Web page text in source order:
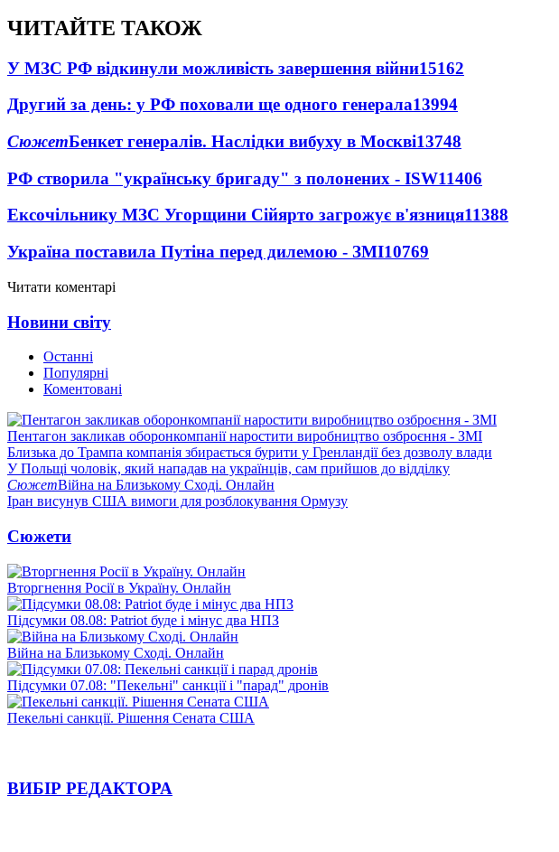
ЧИТАЙТЕ ТАКОЖ
У МЗС РФ відкинули можливість завершення війни15162
Другий за день: у РФ поховали ще одного генерала13994
СюжетБенкет генералів. Наслідки вибуху в Москві13748
РФ створила "українську бригаду" з полонених - ISW11406
Ексочільнику МЗС Угорщини Сійярто загрожує в'язниця11388
Україна поставила Путіна перед дилемою - ЗМІ10769
Читати коментарі
Новини світу
Останні
Популярні
Коментовані
Пентагон закликав оборонкомпанії наростити виробництво озброєння - ЗМІ
Близька до Трампа компанія збирається бурити у Гренландії без дозволу влади
У Польщі чоловік, який нападав на українців, сам прийшов до відділку
СюжетВійна на Близькому Сході. Онлайн
Іран висунув США вимоги для розблокування Ормузу
Сюжети
Вторгнення Росії в Україну. Онлайн
Підсумки 08.08: Patriot буде і мінус два НПЗ
Війна на Близькому Сході. Онлайн
Підсумки 07.08: "Пекельні" санкції і "парад" дронів
Пекельні санкції. Рішення Сената США
ВИБІР РЕДАКТОРА